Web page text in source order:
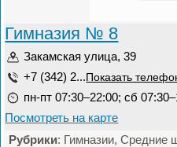
Гимназия № 8
Закамская улица, 39
+7 (342) 2... Показать
пн-пт 07:30–22:00; сб
Посмотреть на карте
Рубрики: Гимназии, Средние